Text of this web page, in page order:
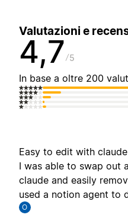
Valutazioni e
4,7 5
In base a oltre 200
Easy to edit with
I was able to swap out
claude and easily
used a notion agent to
O